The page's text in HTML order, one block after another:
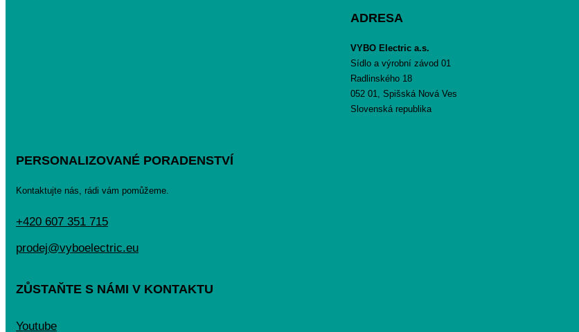
ADRESA
VYBO Electric a.s.
Sídlo a výrobní závod 01
Radlinského 18
052 01, Spišská Nová Ves
Slovenská republika
PERSONALIZOVANÉ PORADENSTVÍ
Kontaktujte nás, rádi vám pomůžeme.
+420 607 351 715
prodej@vyboelectric.eu
ZŮSTAŇTE S NÁMI V KONTAKTU
Youtube